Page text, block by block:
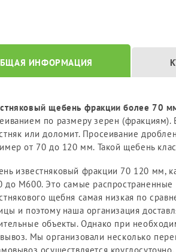
ИНФОРМАЦИЯ
щебень фракции более 70
по размеру зерен
или доломит. Просеивание
от 70 до 120 мм. Такой щебень
известняковый фракции 70 120 мм,
до М600. Это самые распространенные
щебня самая низкая по
и поэтому наша организация
объекты. Однако при
Мы организовали несколько